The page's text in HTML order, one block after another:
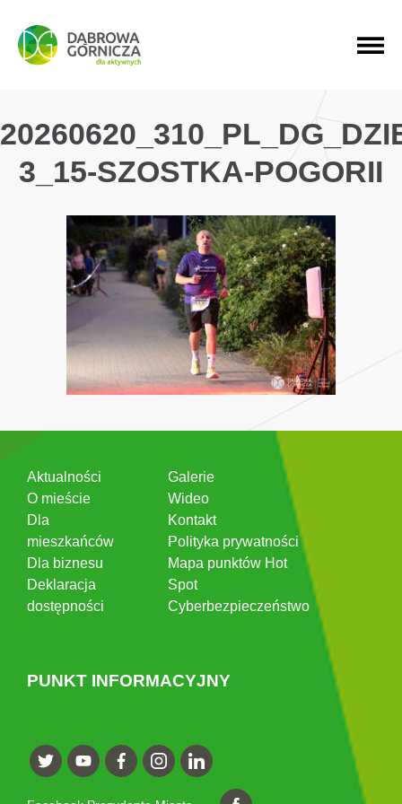
PRZEJDŹ DO MENU GŁÓWNEGO
PRZEJDŹ DO WYSZUKIWARKI
PRZEJDŹ DO TREŚCI
3_15-SZOSTKA-POGORII
Aktualności
O mieście
Dla
mieszkańców
Dla biznesu
Deklaracja
dostępności
Galerie
Wideo
Kontakt
Polityka prywatności
Mapa punktów Hot
Spot
Cyberbezpieczeństwo
PUNKT INFORMACYJNY